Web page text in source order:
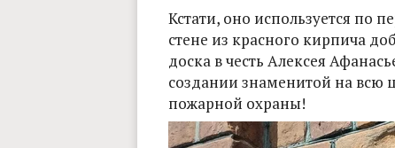
Кстати, оно используется по
стене из красного кирпича
доска в честь Алексея
создании знаменитой на всю
пожарной охраны!